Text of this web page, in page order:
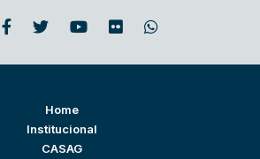
Home
Institucional
CASAG